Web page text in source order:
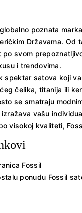
poznata
Državama.
po svom
i trendovima.
spektar satova koji
čelika, titanija ili
se smatraju
vašu
visokoj kvaliteti,
Fossil
ponudu Fossil